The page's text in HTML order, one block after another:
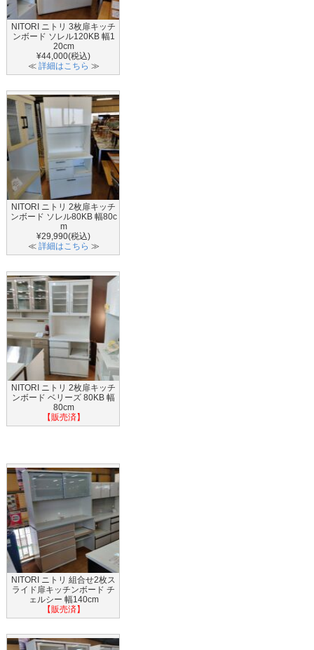
NITORI ニトリ 3枚扉キッチ
ンボード ソレル120KB 幅1
20cm
¥44,000(税込)
≪ 詳細はこちら ≫
NITORI ニトリ 2枚扉キッチ
ンボード ソレル80KB 幅80c
m
¥29,990(税込)
≪ 詳細はこちら ≫
NITORI ニトリ 2枚扉キッチ
ンボード ベリーズ 80KB 幅
80cm
【販売済】
NITORI ニトリ 組合せ2枚ス
ライド扉キッチンボード チ
ェルシー 幅140cm
【販売済】